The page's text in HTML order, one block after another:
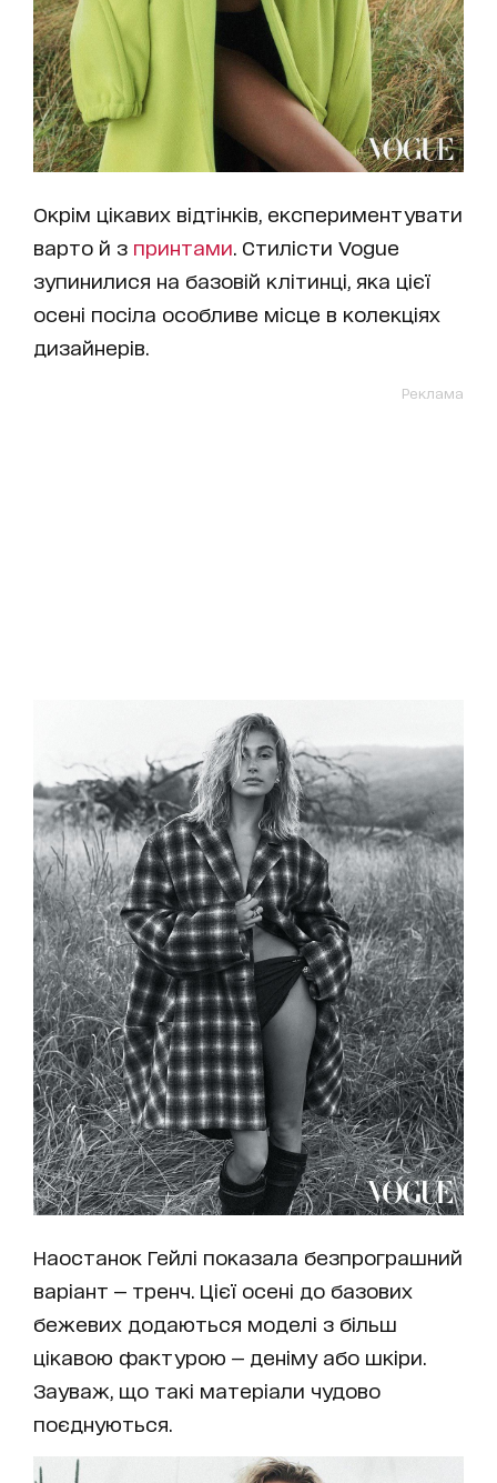
Окрім цікавих відтінків, експериментувати
варто й з принтами . Стилісти Vogue
зупинилися на базовій клітинці, яка цієї
осені посіла особливе місце в колекціях
дизайнерів.
Реклама
Наостанок Гейлі показала безпрограшний
варіант — тренч. Цієї осені до базових
бежевих додаються моделі з більш
цікавою фактурою — деніму або шкіри.
Зауваж, що такі матеріали чудово
поєднуються.